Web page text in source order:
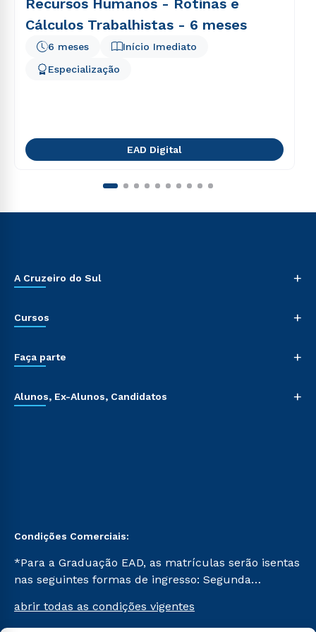
Recursos Humanos - Rotinas e
Cálculos Trabalhistas - 6 meses
Início Imediato
6 meses
Especialização
EAD Digital
A Cruzeiro do Sul +
Cursos +
Faça parte +
Alunos, Ex-Alunos, Candidatos +
Condições Comerciais:
*Para a Graduação EAD, as matrículas serão isentas
nas seguintes formas de ingresso: Segunda
Já para as demais, a taxa de matrícula será de R$
abrir todas as condições vigentes